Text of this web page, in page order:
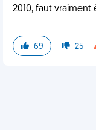
2010, faut vraiment
69 25